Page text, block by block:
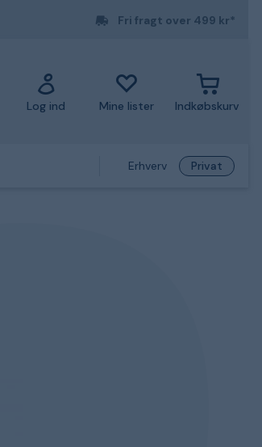
Fri fragt over 499 kr*
Log ind Mine lister Indkøbskurv
Erhverv Privat